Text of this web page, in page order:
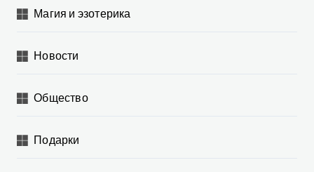
Магия и эзотерика
Новости
Общество
Подарки